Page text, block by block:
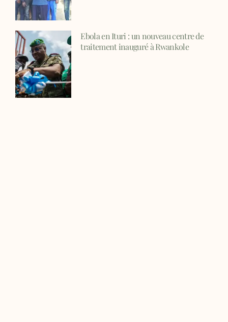
Ebola en Ituri : un nouveau centre de
traitement inauguré à Rwankole